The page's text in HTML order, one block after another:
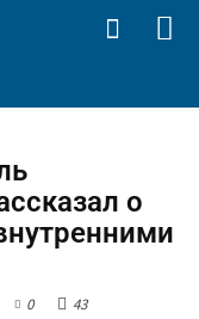
о
0 43